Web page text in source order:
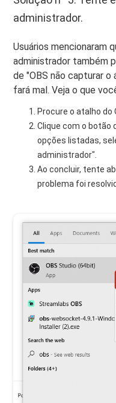
administrador.
Usuários mencionaram
administrador também
de "OBS não capturar o
fará mal. Veja o que
Procure o atalho do
Clique com o botão
opções listadas,
administrador".
Ao concluir, tente
problema foi